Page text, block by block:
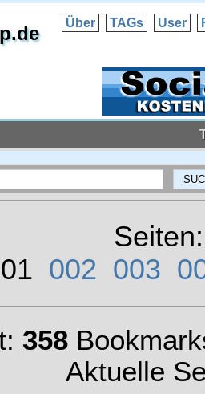
Über TAGs User
002 003
358
Aktuelle